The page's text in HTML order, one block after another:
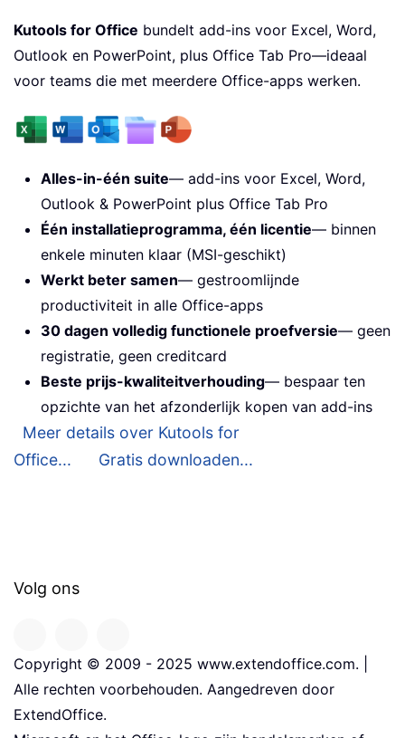
Kutools for Office bundelt add-ins voor Excel, Word,
Outlook en PowerPoint, plus Office Tab Pro—ideaal
voor teams die met meerdere Office-apps werken.
Alles-in-één suite— add-ins voor Excel, Word,
Outlook & PowerPoint plus Office Tab Pro
Één installatieprogramma, één licentie— binnen
enkele minuten klaar (MSI-geschikt)
Werkt beter samen— gestroomlijnde
productiviteit in alle Office-apps
30 dagen volledig functionele proefversie— geen
registratie, geen creditcard
Beste prijs-kwaliteitverhouding— bespaar ten
opzichte van het afzonderlijk kopen van add-ins
Meer details over Kutools for
Office...
Gratis downloaden...
Volg ons
Copyright © 2009 - 2025 www.extendoffice.com. |
Alle rechten voorbehouden. Aangedreven door
ExtendOffice.